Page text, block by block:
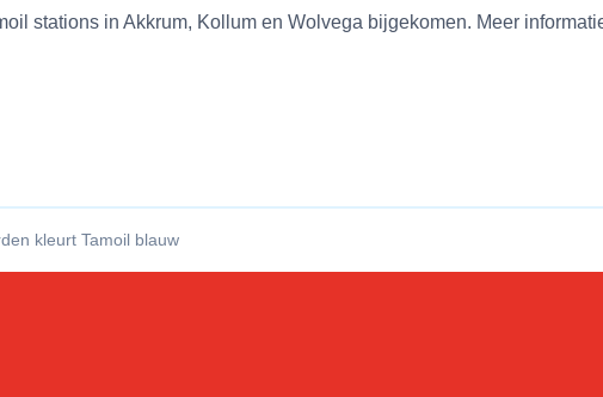
stations in Akkrum, Kollum en Wolvega bijgekomen. Meer
kleurt Tamoil blauw